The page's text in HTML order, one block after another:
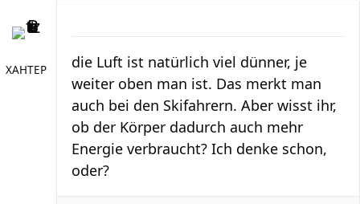
XAHTEP
die Luft ist natürlich viel dünner, je
weiter oben man ist. Das merkt man
auch bei den Skifahrern. Aber wisst ihr,
ob der Körper dadurch auch mehr
Energie verbraucht? Ich denke schon,
oder?